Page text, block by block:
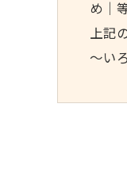
め｜
上記
～い